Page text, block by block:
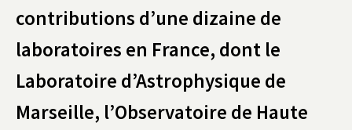
contributions d’une dizaine de
laboratoires en France, dont le
Laboratoire d’Astrophysique de
Marseille, l’Observatoire de Haute